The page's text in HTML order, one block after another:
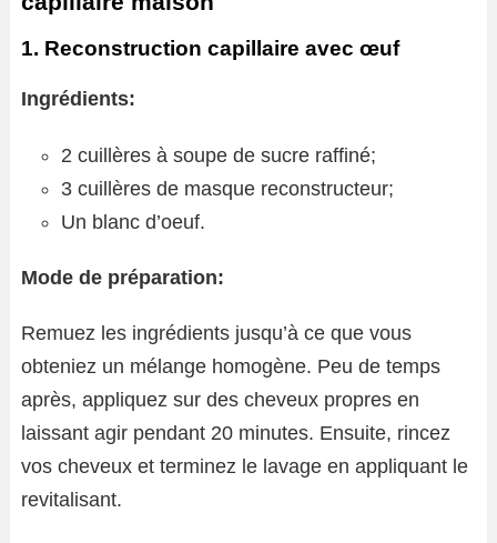
1. Reconstruction capillaire avec œuf
Ingrédients:
2 cuillères à soupe de sucre raffiné;
3 cuillères de masque reconstructeur;
Un blanc d’oeuf.
Mode de préparation:
Remuez les ingrédients jusqu’à ce que vous
obteniez un mélange homogène. Peu de temps
après, appliquez sur des cheveux propres en
laissant agir pendant 20 minutes. Ensuite, rincez
vos cheveux et terminez le lavage en appliquant le
revitalisant.